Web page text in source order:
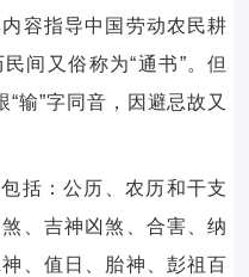
容指导中国劳动农民耕
间又俗称为“通书”。但
输”字同音，因避忌故又
括：公历、农历和干支
、吉神凶煞、合害、纳
、值日、胎神、彭祖百